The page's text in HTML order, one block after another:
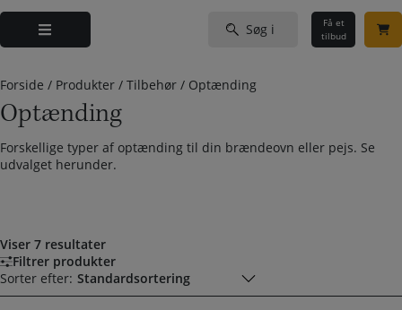
Hop
indholdet
efter:
Få et
tilbud
Forside / Produkter / Tilbehør / Optænding
Optænding
Forskellige typer af optænding til din brændeovn eller pejs. Se
udvalget herunder.
Viser 7 resultater
Filtrer produkter
Sorter efter: